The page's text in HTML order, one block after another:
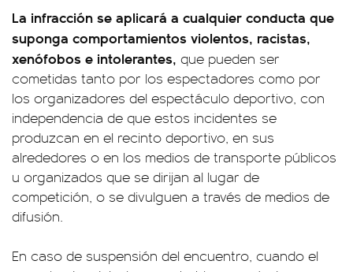
La infracción se aplicará a cualquier conducta que
suponga comportamientos violentos, racistas,
xenófobos e intolerantes, que pueden ser
cometidas tanto por los espectadores como por
los organizadores del espectáculo deportivo, con
independencia de que estos incidentes se
produzcan en el recinto deportivo, en sus
alrededores o en los medios de transporte públicos
u organizados que se dirijan al lugar de
competición, o se divulguen a través de medios de
difusión.
En caso de suspensión del encuentro, cuando el